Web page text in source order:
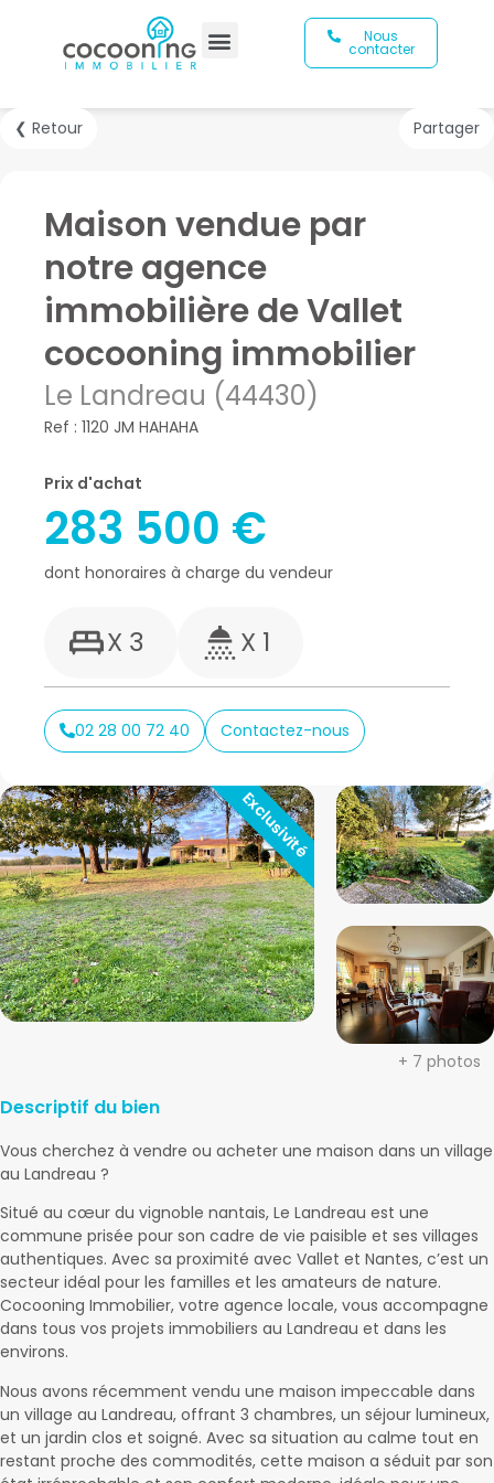
Nous
contacter
❮ Retour Partager
Maison vendue par
notre agence
immobilière de Vallet
cocooning immobilier
Le Landreau (44430)
Ref : 1120 JM HAHAHA
Prix d'achat
283 500 €
dont honoraires à charge du vendeur
X 3 X 1
02 28 00 72 40 Contactez-nous
+ 7 photos
Descriptif du bien
Vous cherchez à vendre ou acheter une maison dans un village
au Landreau ?
Situé au cœur du vignoble nantais, Le Landreau est une
commune prisée pour son cadre de vie paisible et ses villages
authentiques. Avec sa proximité avec Vallet et Nantes, c’est un
secteur idéal pour les familles et les amateurs de nature.
Cocooning Immobilier, votre agence locale, vous accompagne
dans tous vos projets immobiliers au Landreau et dans les
environs.
Nous avons récemment vendu une maison impeccable dans
un village au Landreau, offrant 3 chambres, un séjour lumineux,
et un jardin clos et soigné. Avec sa situation au calme tout en
restant proche des commodités, cette maison a séduit par son